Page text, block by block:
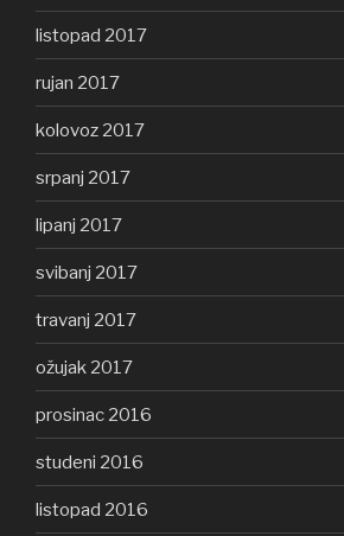
listopad 2017
rujan 2017
kolovoz 2017
srpanj 2017
lipanj 2017
svibanj 2017
travanj 2017
ožujak 2017
prosinac 2016
studeni 2016
listopad 2016